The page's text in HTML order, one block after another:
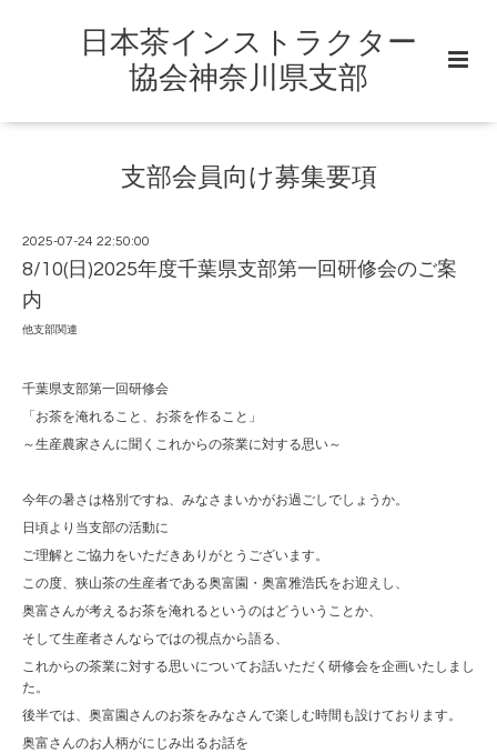
日本茶インストラクター
協会神奈川県支部
支部会員向け募集要項
2025-07-24 22:50:00
8/10(日)2025年度千葉県支部第一回研修会のご案
内
他支部関連
千葉県支部第一回研修会
「お茶を淹れること、お茶を作ること」
～生産農家さんに聞くこれからの茶業に対する思い～
今年の暑さは格別ですね、みなさまいかがお過ごしでしょうか。
日頃より当支部の活動に
ご理解とご協力をいただきありがとうございます。
この度、狭山茶の生産者である奥富園・奥富雅浩氏をお迎えし、
奥富さんが考えるお茶を淹れるというのはどういうことか、
そして生産者さんならではの視点から語る、
これからの茶業に対する思いについてお話いただく研修会を企画いたしまし
た。
後半では、奥富園さんのお茶をみなさんで楽しむ時間も設けております。
奥富さんのお人柄がにじみ出るお話を